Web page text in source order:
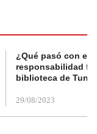
¿Qué pasó con el
responsabilidad
biblioteca de
29/08/2023